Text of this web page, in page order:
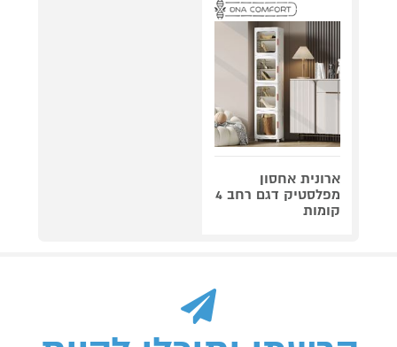
ארונית אחסון
מפלסטיק דגם רחב 4
קומות